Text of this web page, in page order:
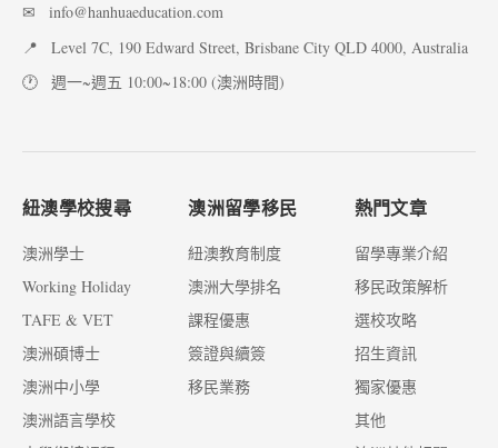
✉
info@hanhuaeducation.com
📍
Level 7C, 190 Edward Street, Brisbane City QLD 4000, Australia
🕐
週一~週五 10:00~18:00 (澳洲時間)
紐澳學校搜尋
澳洲學士
Working Holiday
TAFE & VET
澳洲碩博士
澳洲中小學
澳洲語言學校
澳洲留學移民
紐澳教育制度
澳洲大學排名
課程優惠
簽證與續簽
移民業務
熱門文章
留學專業介紹
移民政策解析
選校攻略
招生資訊
獨家優惠
其他